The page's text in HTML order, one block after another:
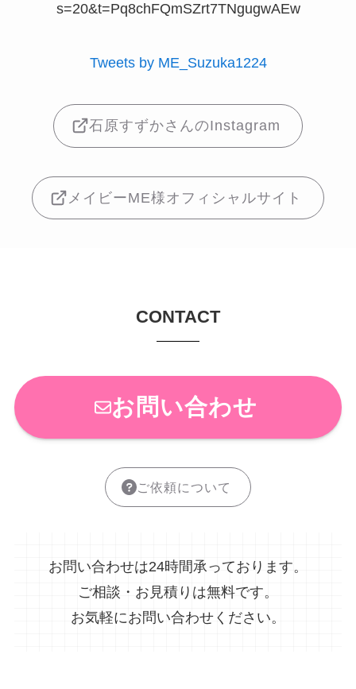
s=20&t=Pq8chFQmSZrt7TNgugwAEw
Tweets by ME_Suzuka1224
石原すずかさんのInstagram
メイビーME様オフィシャルサイト
CONTACT
お問い合わせ
ご依頼について
お問い合わせは24時間承っております。
ご相談・お見積りは無料です。
お気軽にお問い合わせください。